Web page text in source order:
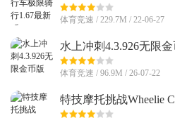
体育竞速 / 229.7M / 22-06-27
水上冲刺4.3.926无限金
体育竞速 / 96.9M / 26-07-22
特技摩托挑战Wheelie
新版安卓版